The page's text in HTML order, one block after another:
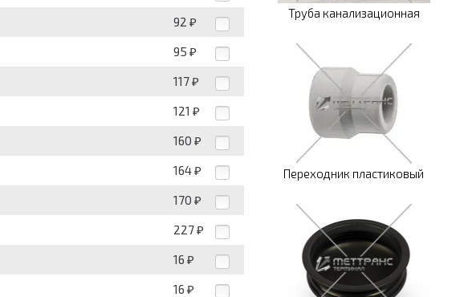
92 ₽
95 ₽
117 ₽
121 ₽
160 ₽
164 ₽
170 ₽
227 ₽
16 ₽
16 ₽
Труба канализационная
Переходник пластиковый